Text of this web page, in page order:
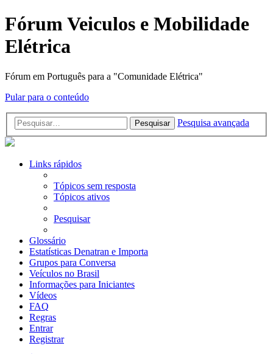
Fórum Veiculos e Mobilidade
Elétrica
Fórum em Português para a "Comunidade Elétrica"
Pular para o conteúdo
Pesquisar Pesquisa avançada
Links rápidos
Tópicos sem resposta
Tópicos ativos
Pesquisar
Glossário
Estatísticas Denatran e Importa
Grupos para Conversa
Veículos no Brasil
Informações para Iniciantes
Vídeos
FAQ
Regras
Entrar
Registrar